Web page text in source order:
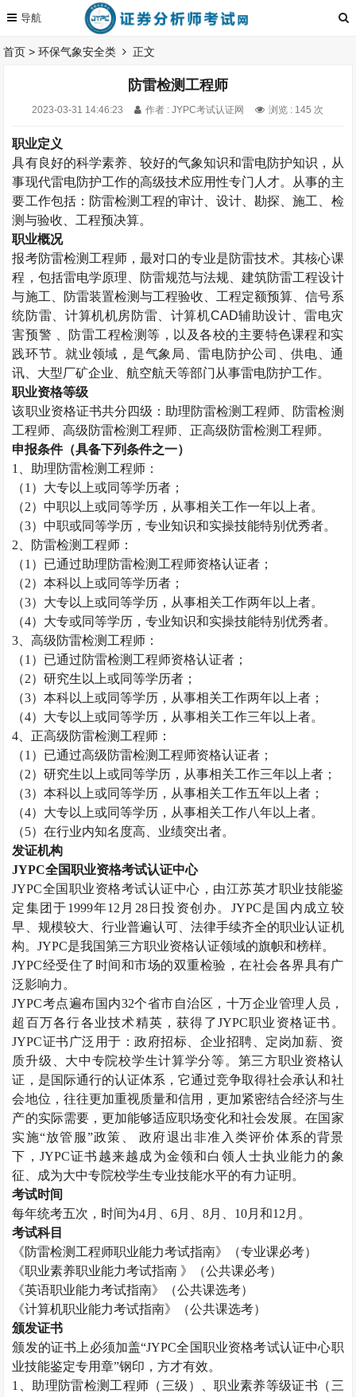
首页 >环保气象安全类 正文
防雷检测工程师
2023-03-31 14:46:23 作者 : JYPC考试认证网 浏览 : 145 次
职业定义
具有良好的科学素养、较好的气象知识和雷电防护知识，从
事现代雷电防护工作的高级技术应用性专门人才。从事的主
要工作包括：防雷检测工程的审计、设计、勘探、施工、检
测与验收、工程预决算。
职业概况
报考防雷检测工程师，最对口的专业是防雷技术。其核心课
程，包括雷电学原理、防雷规范与法规、建筑防雷工程设计
与施工、防雷装置检测与工程验收、工程定额预算、信号系
统防雷、计算机机房防雷、计算机CAD辅助设计、雷电灾
害预警 、防雷工程检测等，以及各校的主要特色课程和实
践环节。就业领域，是气象局、雷电防护公司、供电、通
讯、大型厂矿企业、航空航天等部门从事雷电防护工作。
职业资格等级
该职业资格证书共分四级：助理防雷检测工程师
防雷检测
工程师 、高级防雷检测工程师 、正高级防雷检测工程师。
申报条件（具备下列条件之一）
1、助理防雷检测工程师 ：
（1）大专以上或同等学历者；
（2）中职以上或同等学历，从事相关工作一年以上者。
（3）中职或同等学历，专业知识和实操技能特别优秀者。
2、 防雷检测工程师 ：
（1）已通过助理防雷检测工程师资格认证者；
（2）本科以上或同等学历者；
（3）大专以上或同等学历，从事相关工作两年以上者。
（4）大专或同等学历，专业知识和实操技能特别优秀者。
3、高级防雷检测工程师 ：
（1）已通过防雷检测工程师资格认证者；
（2）研究生以上或同等学历者；
（3）本科以上或同等学历，从事相关工作两年以上者；
（4）大专以上或同等学历，从事相关工作三年以上者。
4、正高级防雷检测工程师 ：
（1）已通过高级防雷检测工程师资格认证者；
（2）研究生以上或同等学历，从事相关工作三年以上者；
（3）本科以上或同等学历，从事相关工作五年以上者；
（4）大专以上或同等学历，从事相关工作八年以上者。
（5）在行业内知名度高、业绩突出者。
发证机构
JYPC全国职业资格考试认证中心
JYPC全国职业资格考试认证中心，由江苏英才职业技能鉴
定集团于1999年12月28日投资创办。JYPC是国内成立较
早、规模较大、行业普遍认可、法律手续齐全的职业认证机
构。JYPC是我国第三方职业资格认证领域的旗帜和榜样。
JYPC经受住了时间和市场的双重检验，在社会各界具有广
泛影响力。
JYPC考点遍布国内32个省市自治区，十万企业管理人员，
超百万各行各业技术精英，获得了JYPC职业资格证书。
JYPC证书广泛用于：政府招标、企业招聘、定岗加薪、资
质升级、大中专院校学生计算学分等。第三方职业资格认
证，是国际通行的认证体系，它通过竞争取得社会承认和社
会地位，往往更加重视质量和信用，更加紧密结合经济与生
产的实际需要，更加能够适应职场变化和社会发展。在国家
实施“放管服”政策、 政府退出非准入类评价体系的背景
下，JYPC证书越来越成为金领和白领人士执业能力的象
征、成为大中专院校学生专业技能水平的有力证明。
考试时间
每年统考五次，时间为4月、6月、8月、10月和12月。
考试科目
《防雷检测工程师职业能力考试指南》（专业课必考）
《职业素养职业能力考试指南 》（公共课必考）
《英语职业能力考试指南》（公共课选考）
《计算机职业能力考试指南》（公共课选考）
颁发证书
颁发的证书上必须加盖“JYPC全国职业资格考试认证中心职
业技能鉴定专用章”钢印，方才有效。
1、助理防雷检测工程师 （三级）、职业素养等级证书（三